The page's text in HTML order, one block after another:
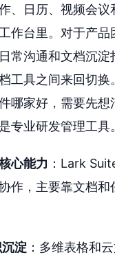
、日历、视频会议
作台里。对于产品
常沟通和文档沉淀
工具之间来回切换
哪家好，需要先想
专业研发管理工具。
心能力 ：Lark
作，主要靠文档和
淀：多维表格和